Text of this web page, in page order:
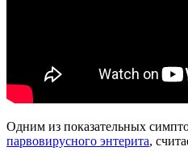
Одним из показательных
парвовирусного энтерита,